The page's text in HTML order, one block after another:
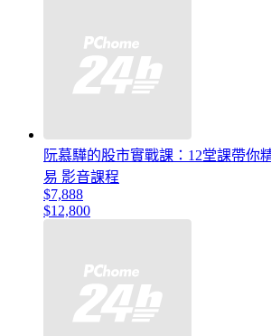
阮慕驊的股市實戰課：12堂課帶你
易 影音課程
$7,888
$12,800